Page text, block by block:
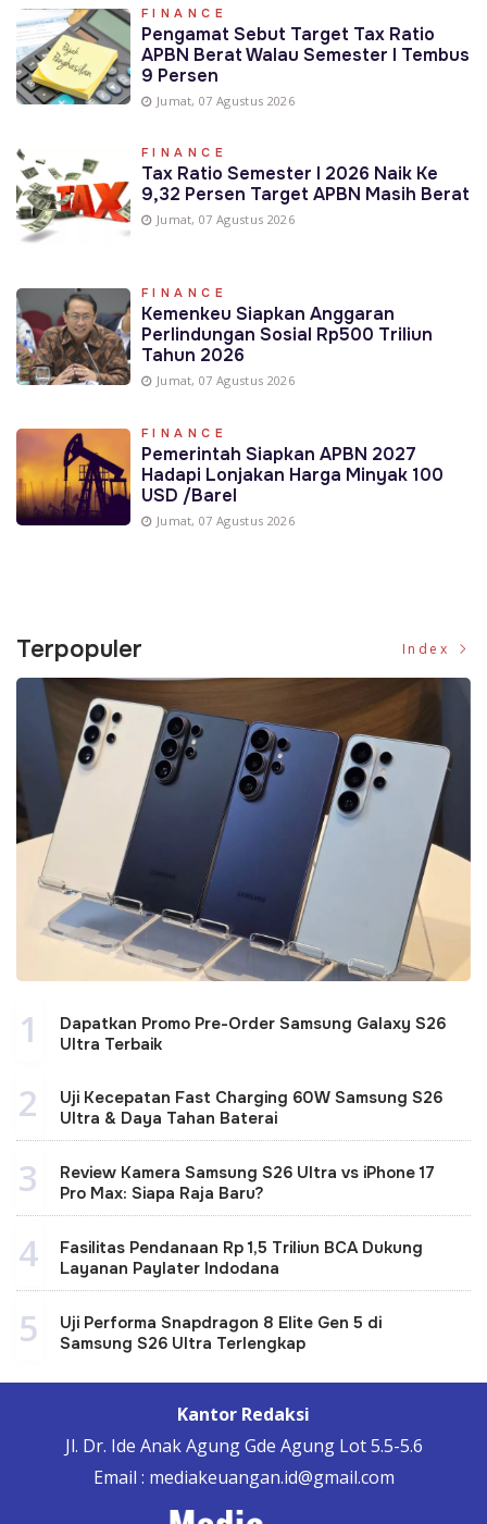
FINANCE
Pengamat Sebut Target Tax Ratio
APBN Berat Walau Semester I Tembus
9 Persen
Jumat, 07 Agustus 2026
FINANCE
Tax Ratio Semester I 2026 Naik Ke
9,32 Persen Target APBN Masih Berat
Jumat, 07 Agustus 2026
FINANCE
Kemenkeu Siapkan Anggaran
Perlindungan Sosial Rp500 Triliun
Tahun 2026
Jumat, 07 Agustus 2026
FINANCE
Pemerintah Siapkan APBN 2027
Hadapi Lonjakan Harga Minyak 100
USD /Barel
Jumat, 07 Agustus 2026
Terpopuler Index
1
Dapatkan Promo Pre-Order Samsung Galaxy S26
Ultra Terbaik
2
Uji Kecepatan Fast Charging 60W Samsung S26
Ultra & Daya Tahan Baterai
3
Review Kamera Samsung S26 Ultra vs iPhone 17
Pro Max: Siapa Raja Baru?
4
Fasilitas Pendanaan Rp 1,5 Triliun BCA Dukung
Layanan Paylater Indodana
5
Uji Performa Snapdragon 8 Elite Gen 5 di
Samsung S26 Ultra Terlengkap
Kantor Redaksi
Jl. Dr. Ide Anak Agung Gde Agung Lot 5.5-5.6
Email : mediakeuangan.id@gmail.com